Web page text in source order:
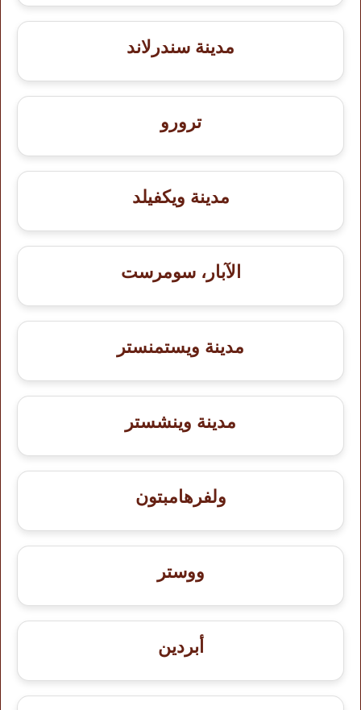
مدينة سندرلاند
ترورو
مدينة ويكفيلد
الآبار، سومرست
مدينة ويستمنستر
مدينة وينشستر
ولفرهامبتون
ووستر
أبردين